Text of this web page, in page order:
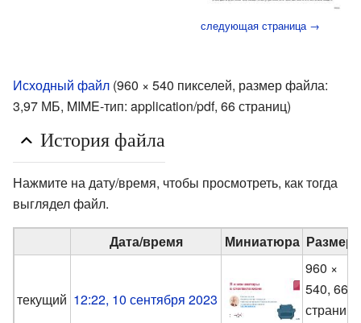
следующая страница →
Исходный файл (960 × 540 пикселей, размер файла:
3,97 МБ, MIME-тип: application/pdf, 66 страниц)
История файла
Нажмите на дату/время, чтобы просмотреть, как тогда
выглядел файл.
Дата/время Миниатюра
текущий 12:22, 10 сентября 2023
960 ×
540, 66
страниц